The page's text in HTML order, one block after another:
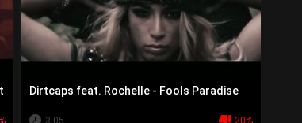
Dirtcaps feat. Rochelle - Fools Paradise
3:05 20%